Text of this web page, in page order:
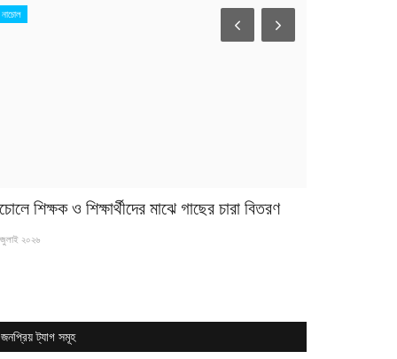
নাচোল
শিক্ষক ও শিক্ষার্থীদের মাঝে গাছের চারা বিতরণ
২০২৬
জনপ্রিয় ট্যাগ সমূহ